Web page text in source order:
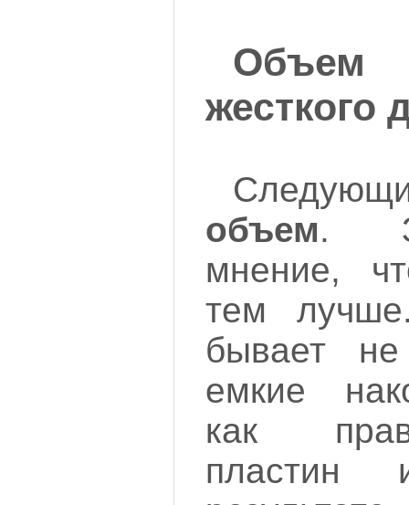
Объем
жесткого
объем.
мнение,
тем
бывает
емкие
как
пластин